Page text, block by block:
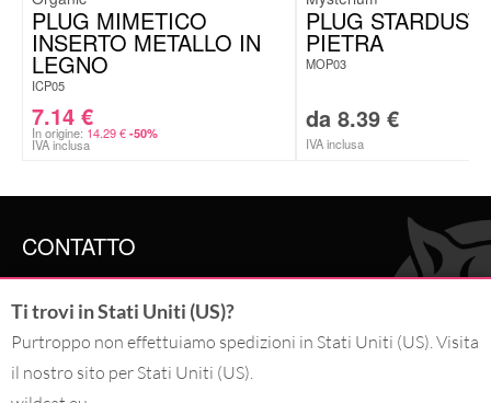
PLUG MIMETICO
INSERTO METALLO IN
LEGNO
ICP05
7.14 €
In origine: 14.29€ -50%
IVA inclusa
PLUG STARDUST
PIETRA
MOP03
da 8.39 €
IVA inclusa
CONTATTO
@WILDCAT.ITALIA
@WILDCAT.IT
FB.COM/WILDCATOFFICIAL
PINTEREST.COM/WILDCATITALIA
Ti trovi in Stati Uniti (US)?
Purtroppo non effettuiamo spedizioni in Stati Uniti (US). Visita
il nostro sito per Stati Uniti (US).